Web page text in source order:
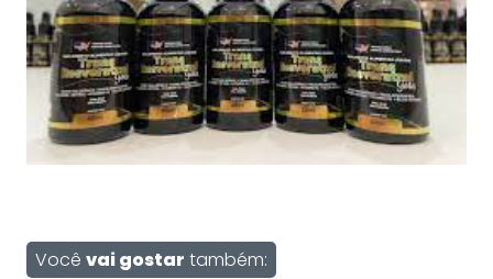
Você vai gostar também: